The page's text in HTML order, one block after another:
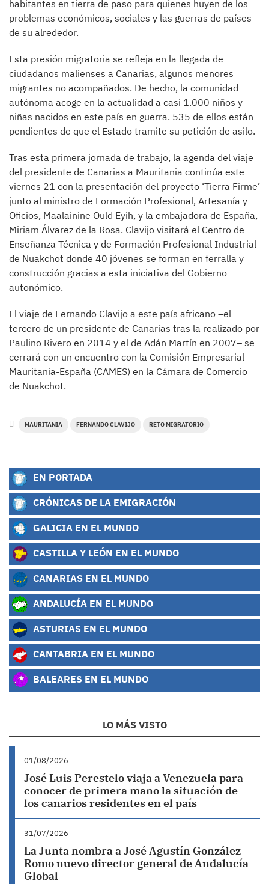
habitantes en tierra de paso para quienes huyen de los
problemas económicos, sociales y las guerras de países
de su alrededor.
Esta presión migratoria se refleja en la llegada de
ciudadanos malienses a Canarias, algunos menores
migrantes no acompañados. De hecho, la comunidad
autónoma acoge en la actualidad a casi 1.000 niños y
niñas nacidos en este país en guerra. 535 de ellos están
pendientes de que el Estado tramite su petición de asilo.
Tras esta primera jornada de trabajo, la agenda del viaje
del presidente de Canarias a Mauritania continúa este
viernes 21 con la presentación del proyecto ‘Tierra Firme’
junto al ministro de Formación Profesional, Artesanía y
Oficios, Maalainine Ould Eyih, y la embajadora de España,
Miriam Álvarez de la Rosa. Clavijo visitará el Centro de
Enseñanza Técnica y de Formación Profesional Industrial
de Nuakchot donde 40 jóvenes se forman en ferralla y
construcción gracias a esta iniciativa del Gobierno
autonómico.
El viaje de Fernando Clavijo a este país africano –el
tercero de un presidente de Canarias tras la realizado por
Paulino Rivero en 2014 y el de Adán Martín en 2007– se
cerrará con un encuentro con la Comisión Empresarial
Mauritania-España (CAMES) en la Cámara de Comercio
de Nuakchot.
MAURITANIA FERNANDO CLAVIJO RETO MIGRATORIO
EN PORTADA
CRÓNICAS DE LA EMIGRACIÓN
GALICIA EN EL MUNDO
CASTILLA Y LEÓN EN EL MUNDO
CANARIAS EN EL MUNDO
ANDALUCÍA EN EL MUNDO
ASTURIAS EN EL MUNDO
CANTABRIA EN EL MUNDO
BALEARES EN EL MUNDO
LO MÁS VISTO
01/08/2026
José Luis Perestelo viaja a Venezuela para
conocer de primera mano la situación de
los canarios residentes en el país
31/07/2026
La Junta nombra a José Agustín González
Romo nuevo director general de Andalucía
Global